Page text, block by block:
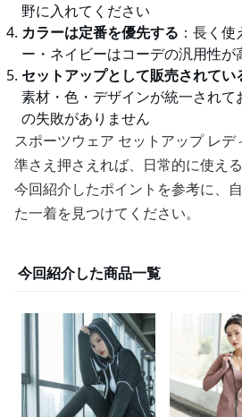
野に入れてください
カラーは定番を優先する ：長く
ー・ネイビーはコーデの汎用性
セットアップとして販売されてい
素材・色・デザインが統一されて
の失敗がありません
スポーツウェア セットアップ レ
準さえ押さえれば、日常的に使え
今回紹介したポイントを参考に、
た一着を見つけてください。
今回紹介した商品一覧